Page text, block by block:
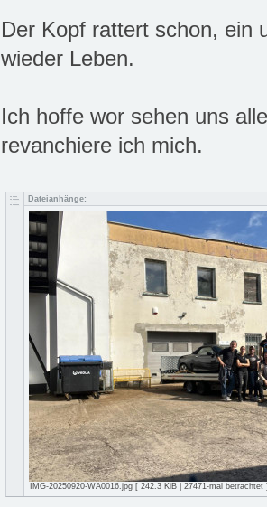
Der Kopf rattert schon, ein
wieder Leben.
Ich hoffe wor sehen uns
revanchiere ich mich.
Dateianhänge:
IMG-20250920-WA0016.jpg [ 242.3 KiB | 27471-mal betrachtet